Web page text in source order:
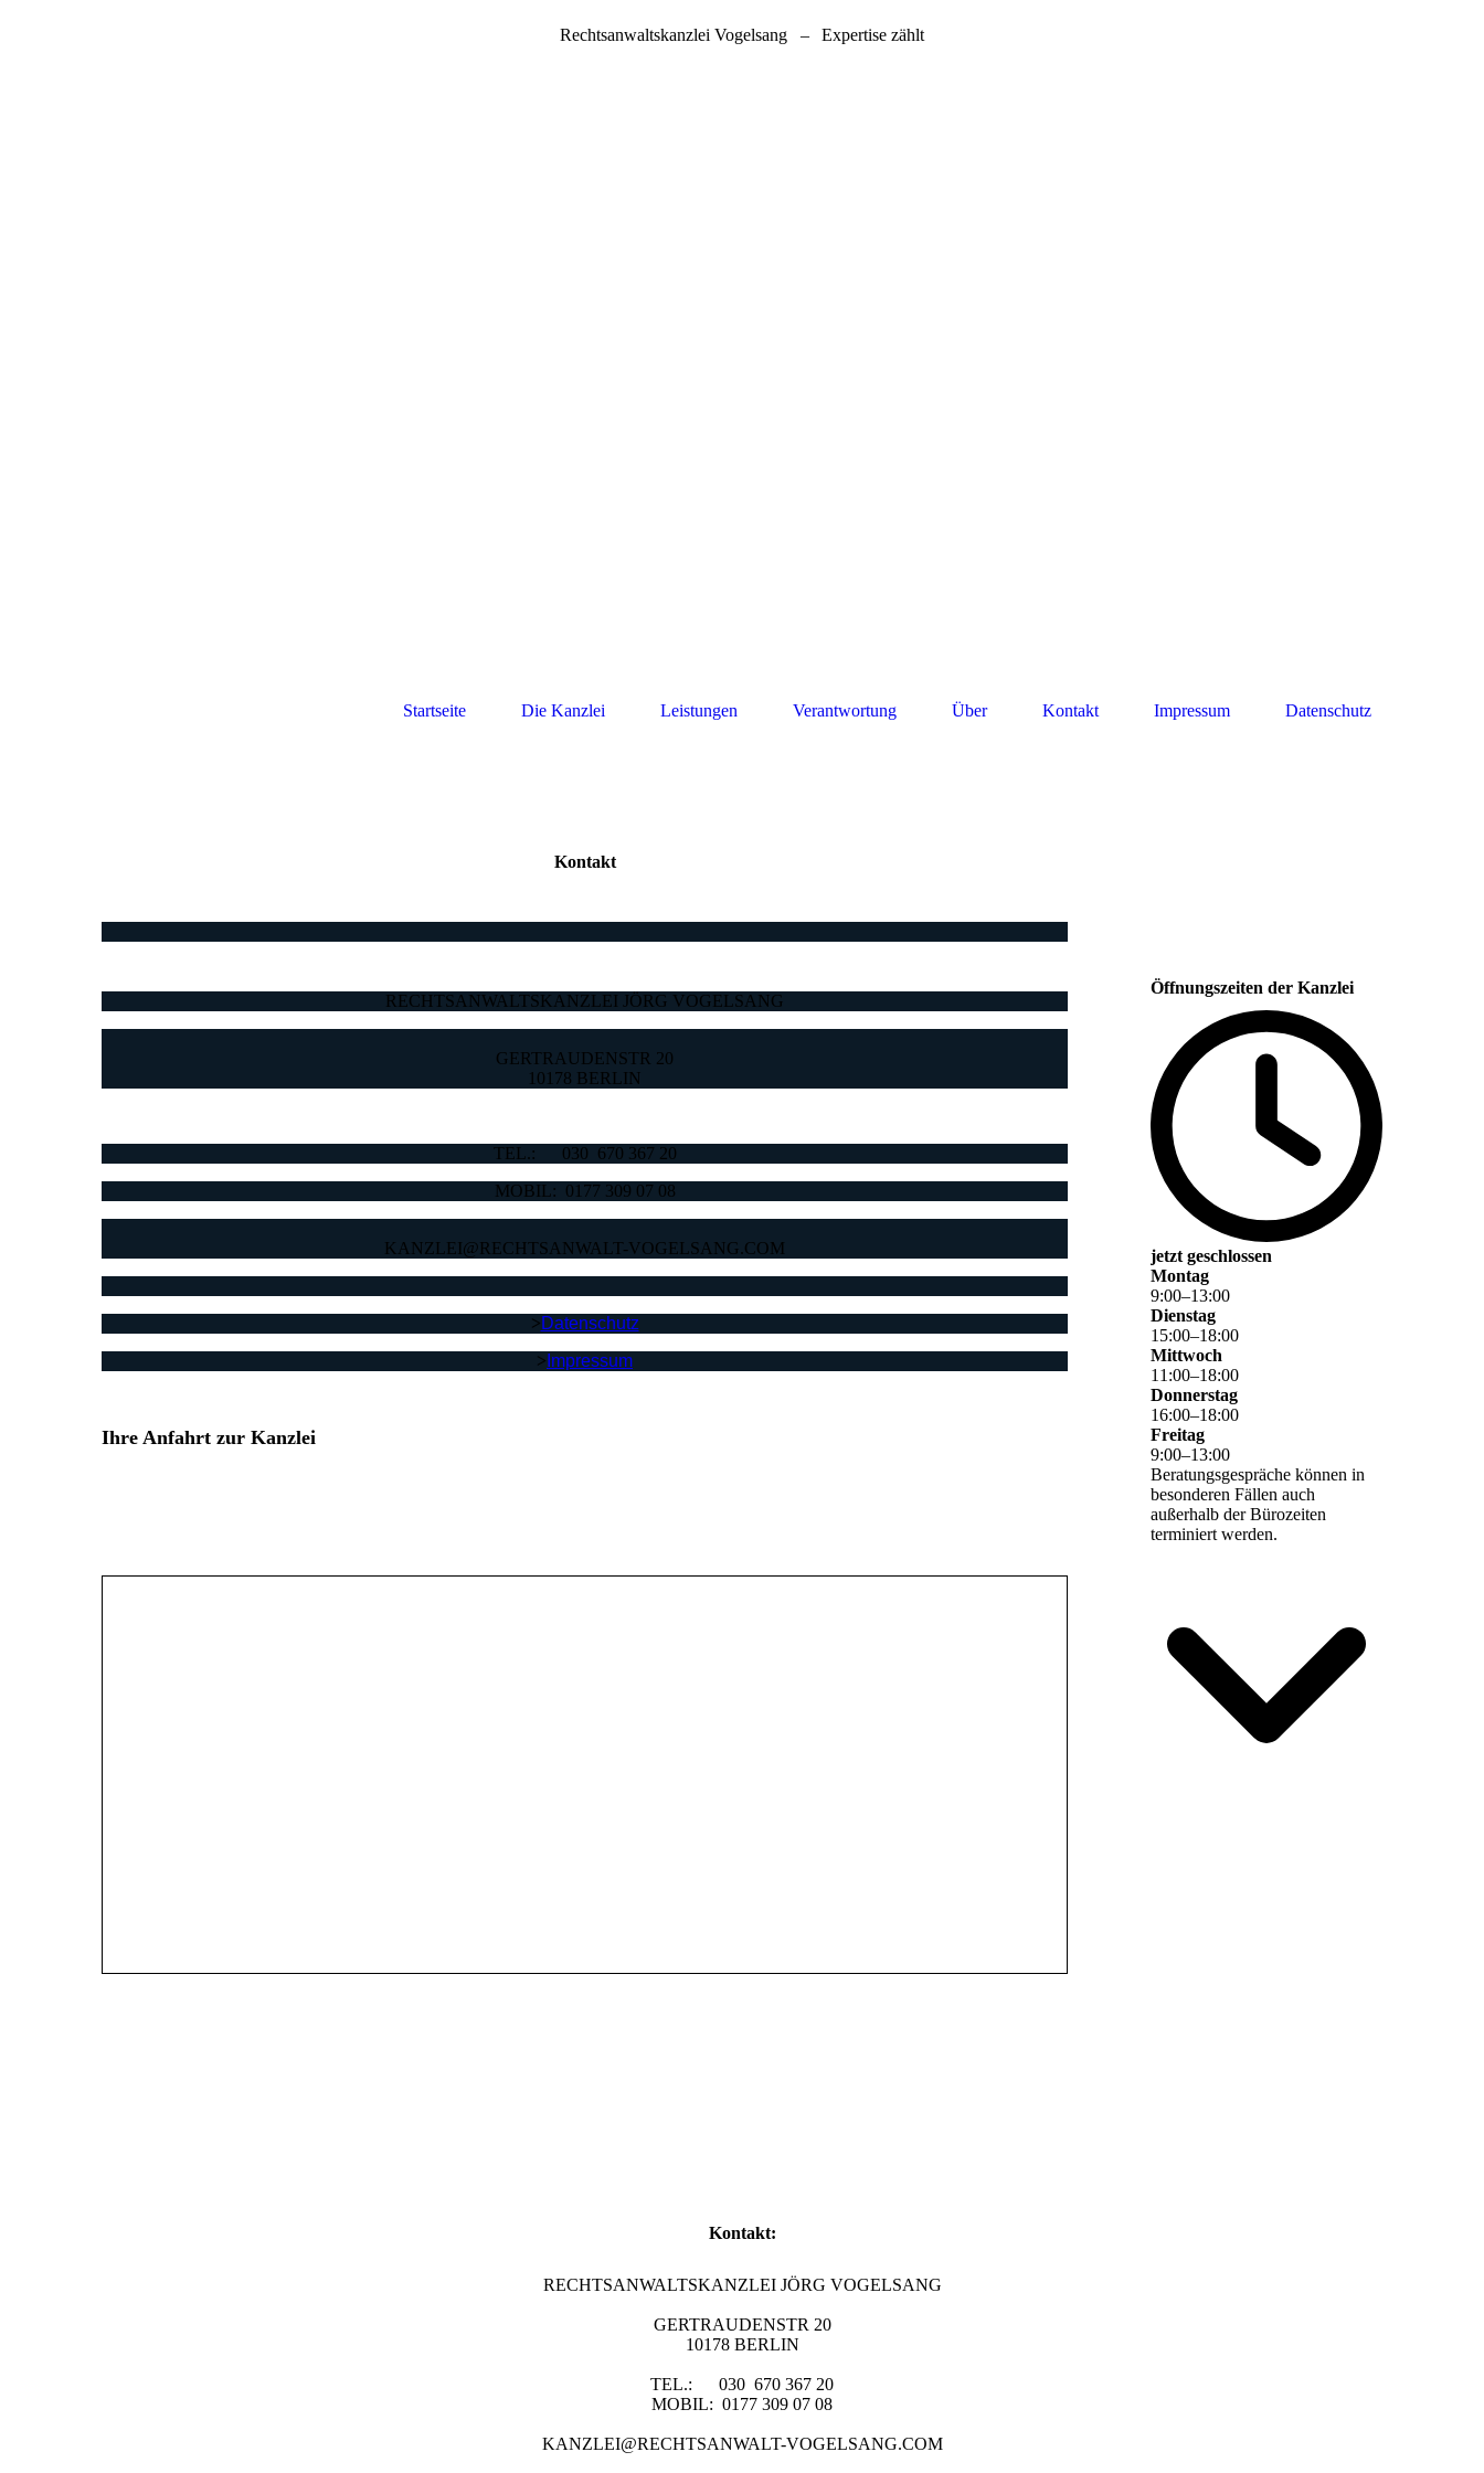
Rechtsanwaltskanzlei Vogelsang – Expertise zählt
Startseite Die Kanzlei Leistungen Verantwortung Über Kontakt Impressum Datenschutz
Kontakt
RECHTSANWALTSKANZLEI JÖRG VOGELSANG
GERTRAUDENSTR 20
10178 BERLIN
TEL.: 030 670 367 20
MOBIL: 0177 309 07 08
KANZLEI@RECHTSANWALT-VOGELSANG.COM
>Datenschutz
> Impressum
Ihre Anfahrt zur Kanzlei
Öffnungszeiten der Kanzlei
jetzt geschlossen
Montag
9:00–13:00
Dienstag
15:00–18:00
Mittwoch
11 :00–18:00
Donnerstag
16:00–18:00
Freitag
9:00–13:00
Beratungsgespräche können in
besonderen Fällen auch
außerhalb der Bürozeiten
terminiert werden.
Kontakt:
RECHTSANWALTSKANZLEI JÖRG VOGELSANG
GERTRAUDENSTR 20
10178 BERLIN
TEL.: 030 670 367 20
MOBIL: 0177 309 07 08
KANZLEI@RECHTSANWALT-VOGELSANG.COM